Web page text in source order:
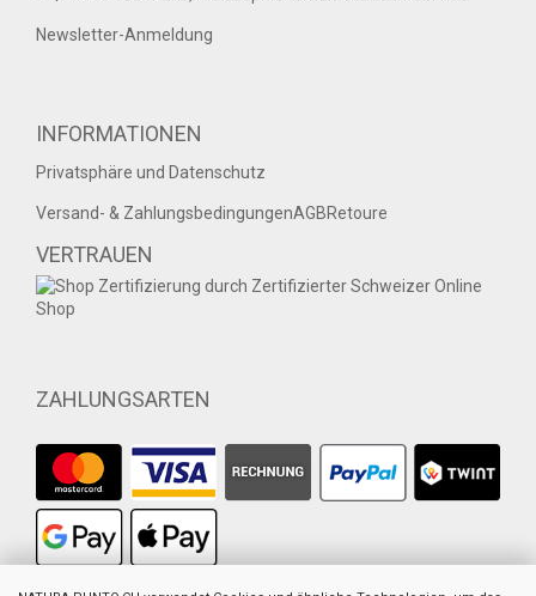
Newsletter-Anmeldung
INFORMATIONEN
Privatsphäre und Datenschutz
Versand- & ZahlungsbedingungenAGBRetoure
VERTRAUEN
ZAHLUNGSARTEN